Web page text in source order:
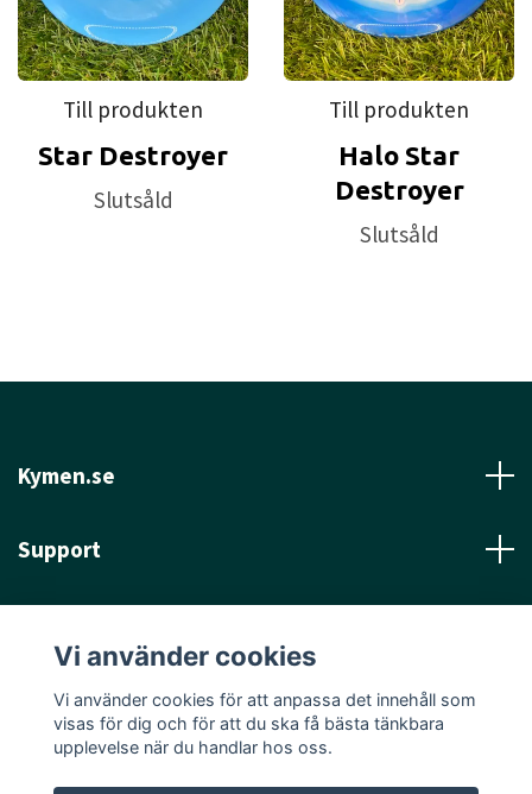
Till produkten
Star Destroyer
Slutsåld
Till produkten
Halo Star
Destroyer
Slutsåld
Kymen.se
Support
Sociala medier
Vi använder cookies
Vi använder cookies för att anpassa det innehåll som
visas för dig och för att du ska få bästa tänkbara
upplevelse när du handlar hos oss.